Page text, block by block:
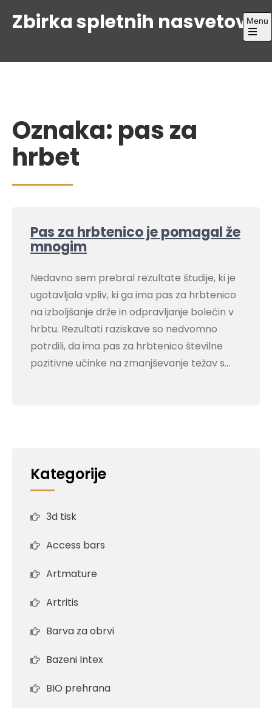
Zbirka spletnih nasvetovMenu
Open
main
Oznaka: pas za
hrbet
Pas za hrbtenico je pomagal že
mnogim
Nedavno sem prebral rezultate študije, ki je
ugotavljala vpliv, ki ga ima pas za hrbtenico
na izboljšanje drže in odpravljanje bolečin v
hrbtu. Rezultati raziskave so nedvomno
potrdili, da ima pas za hrbtenico številne
pozitivne učinke na zmanjševanje težav s…
Kategorije
3d tisk
Access bars
Artmature
Artritis
Barva za obrvi
Bazeni Intex
BIO prehrana